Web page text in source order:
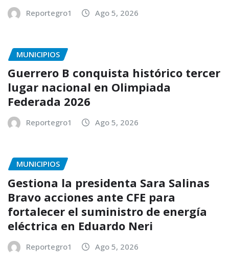
Reportegro1 Ago 5, 2026
MUNICIPIOS
Guerrero B conquista histórico tercer
lugar nacional en Olimpiada
Federada 2026
Reportegro1 Ago 5, 2026
MUNICIPIOS
Gestiona la presidenta Sara Salinas
Bravo acciones ante CFE para
fortalecer el suministro de energía
eléctrica en Eduardo Neri
Reportegro1 Ago 5, 2026